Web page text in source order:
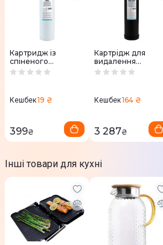
Картридж із
спіненого
поліпропілену
(CPV45205ECO)
Кешбек19 ₴
399₴
Картрідж для
видалення
сірководня Ecosoft
Кешбек164 ₴
3 287₴
Інші товари для кухні